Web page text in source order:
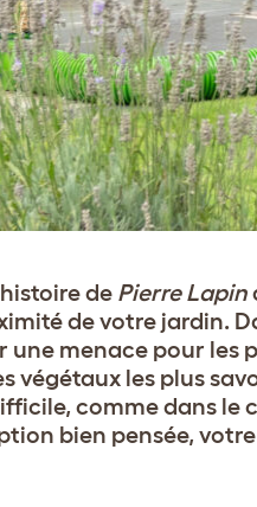
de Pierre Lapin
de votre jardin.
une menace pour les
végétaux les plus
comme dans le
bien pensée,